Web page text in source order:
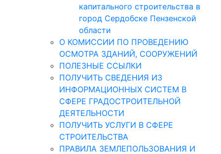
капитального строительства в
город Сердобске Пензенской
области
О КОМИССИИ ПО ПРОВЕДЕНИЮ
ОСМОТРА ЗДАНИЙ, СООРУЖЕНИЙ
ПОЛЕЗНЫЕ ССЫЛКИ
ПОЛУЧИТЬ СВЕДЕНИЯ ИЗ
ИНФОРМАЦИОННЫХ СИСТЕМ В
СФЕРЕ ГРАДОСТРОИТЕЛЬНОЙ
ДЕЯТЕЛЬНОСТИ
ПОЛУЧИТЬ УСЛУГИ В СФЕРЕ
СТРОИТЕЛЬСТВА
ПРАВИЛА ЗЕМЛЕПОЛЬЗОВАНИЯ И